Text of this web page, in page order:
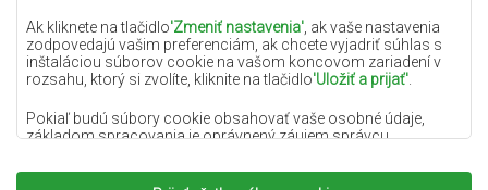
Ak kliknete na tlačidlo'Zmeniť nastavenia' , ak vaše nastavenia
zodpovedajú vašim preferenciám, ak chcete vyjadriť súhlas s
inštaláciou súborov cookie na vašom koncovom zariadení v
rozsahu, ktorý si zvolíte, kliknite na tlačidlo'Uložiť a prijať'
Pokiaľ budú súbory cookie obsahovať vaše osobné údaje,
základom spracovania je oprávnený záujem správcu
podobe poskytovania vysokokvalitných služieb na našej
Šedé koberce
Terakotové koberce
Zelené koberce
Zlaté koberce